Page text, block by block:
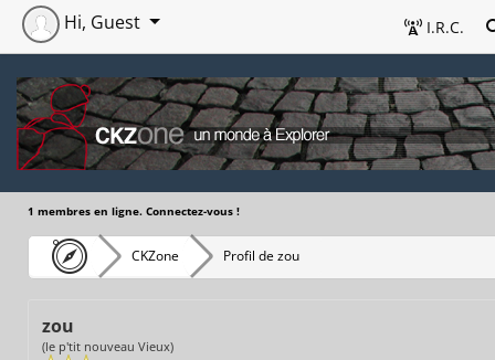
I.R.C.
Hi, Guest
1 membres en ligne. Connectez-vous !
CKZone Profil de zou
zou
(le p'tit nouveau Vieux)